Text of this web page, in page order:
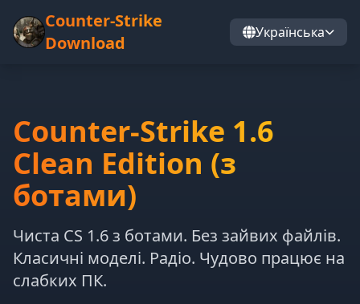
Counter-Strike
Download
Українська
Counter-Strike 1.6
Clean Edition (з
ботами)
Чиста CS 1.6 з ботами. Без зайвих файлів.
Класичні моделі. Радіо. Чудово працює на
слабких ПК.